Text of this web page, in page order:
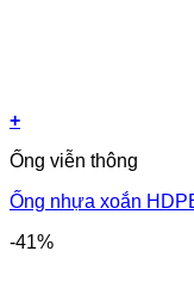
+
Ống viễn thông
Ống nhựa xoắn
-41%